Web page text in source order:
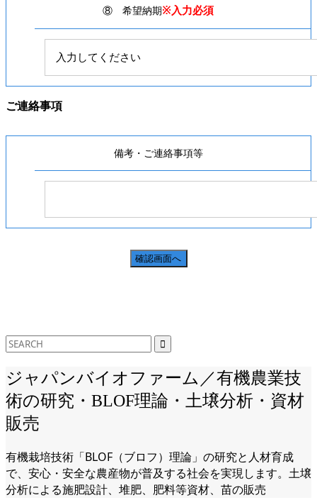
⑧ 希望納期※入力必須
ご連絡事項
備考・ご連絡事項等
ジャパンバイオファーム／有機農業技
術の研究・BLOF理論・土壌分析・資材
販売
有機栽培技術「BLOF（ブロフ）理論」の研究と人材育成
で、安心・安全な農産物が普及する社会を実現します。土壌
分析による施肥設計、堆肥、肥料等資材、苗の販売